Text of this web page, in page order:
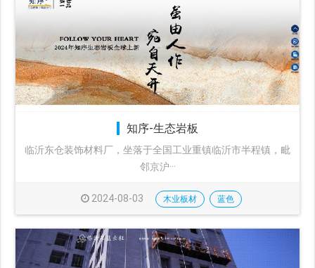
知序-生态岩板
临沂东仓装饰材料厂，坐落于全国工业重镇临沂市半程镇，毗
邻京沪···
2024-08-03 木业板材 蓝色